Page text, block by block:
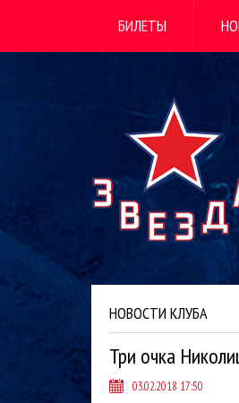
БИЛЕТЫ
НОВОСТИ КЛУБА
Три очка
03.02.2018 17:50